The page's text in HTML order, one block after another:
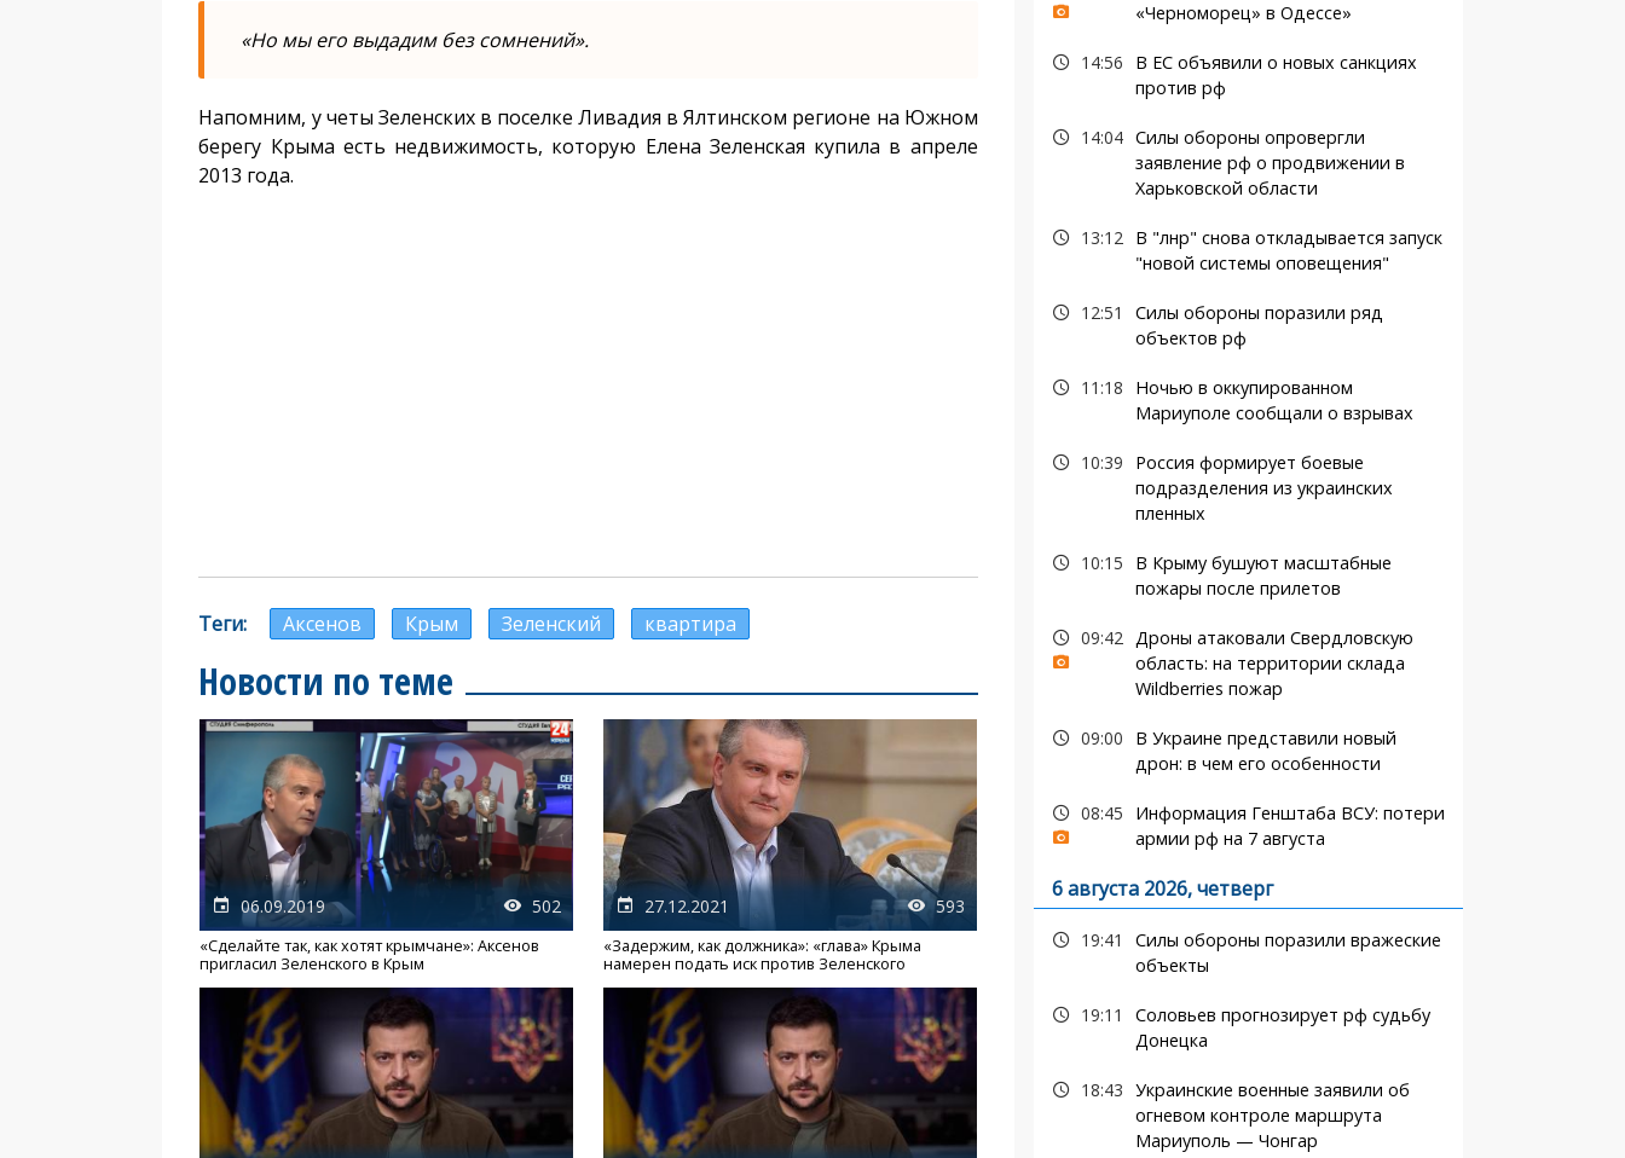
«Но мы его выдадим без сомнений».
Напомним, у четы Зеленских в поселке Ливадия в Ялтинском регионе на Южном
берегу Крыма есть недвижимость, которую Елена Зеленская купила в апреле
2013 года.
Теги Аксенов Крым Зеленский квартира
Новости по теме
06.09.2019 502
«Сделайте так, как хотят крымчане»: Аксенов
пригласил Зеленского в Крым
27.12.2021 593
«Задержим, как должника»: «глава» Крыма
намерен подать иск против Зеленского
«Черноморец» в Одессе»
14:56
В ЕС объявили о новых санкциях
против рф
14:04 Силы обороны опровергли
заявление рф о продвижении в
Харьковской области
13:12
В "лнр" снова откладывается запуск
"новой системы оповещения"
12:51
Силы обороны поразили ряд
объектов рф
11:18
Ночью в оккупированном
Мариуполе сообщали о взрывах
10:39
Россия формирует боевые
подразделения из украинских
пленных
10:15
В Крыму бушуют масштабные
пожары после прилетов
09:42 Дроны атаковали Свердловскую
область: на территории склада
Wildberries пожар
09:00
В Украине представили новый
дрон: в чем его особенности
08:45
Информация Генштаба ВСУ: потери
армии рф на 7 августа
6 августа 2026, четверг
19:41
Силы обороны поразили вражеские
объекты
19:11
Соловьев прогнозирует рф судьбу
Донецка
18:43 Украинские военные заявили об
огневом контроле маршрута
Мариуполь — Чонгар